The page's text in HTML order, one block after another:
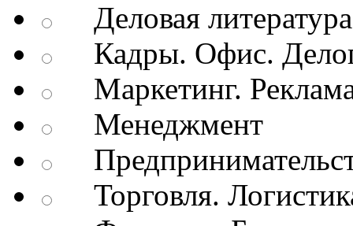
Деловая
Кадры. Офис.
Маркетинг.
Менеджмент
Торговля.